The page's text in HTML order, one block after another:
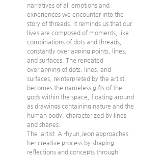
narratives of all emotions and
experiences we encounter into the
story of threads. It reminds us that our
lives are composed of moments, like
combinations of dots and threads,
constantly overlapping points, lines,
and surfaces. The repeated
overlapping of dots, lines, and
surfaces, reinterpreted by the artist,
becomes the nameless gifts of the
gods within the space, floating around
as drawings containing nature and the
human body, characterized by lines
and shapes.
The  artist  A -hyun,Jeon approaches
her creative process by shaping
reflections and concepts through